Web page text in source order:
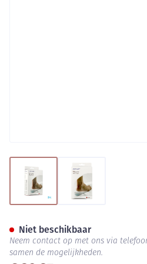
View larger imageView larger
Niet beschikbaar
Neem contact op met ons via
samen de mogelijkheden.